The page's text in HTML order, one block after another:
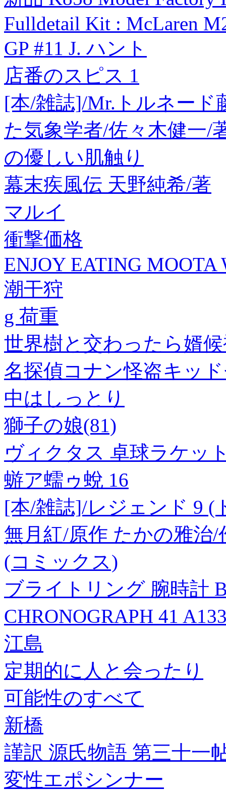
Fulldetail Kit : McLaren
GP #11 J. ハント
店番のスピス 1
[本/雑誌]/Mr.トルネード
た気象学者/佐々木健一/
の優しい肌触り
幕末疾風伝 天野純希/著
マルイ
衝撃価格
ENJOY EATING MOOTA
潮干狩
g 荷重
世界樹と交わったら婿
名探偵コナン怪盗キッ
中はしっとり
獅子の娘(81)
ヴィクタス 卓球ラケッ
蝣ア蠕ゥ蛻 16
[本/雑誌]/レジェンド 9 (
無月紅/原作 たかの雅治
(コミックス)
ブライトリング 腕時計
CHRONOGRAPH 41
江島
定期的に人と会ったり
可能性のすべて
新橋
謹訳 源氏物語 第三十一
変性エポシンナー